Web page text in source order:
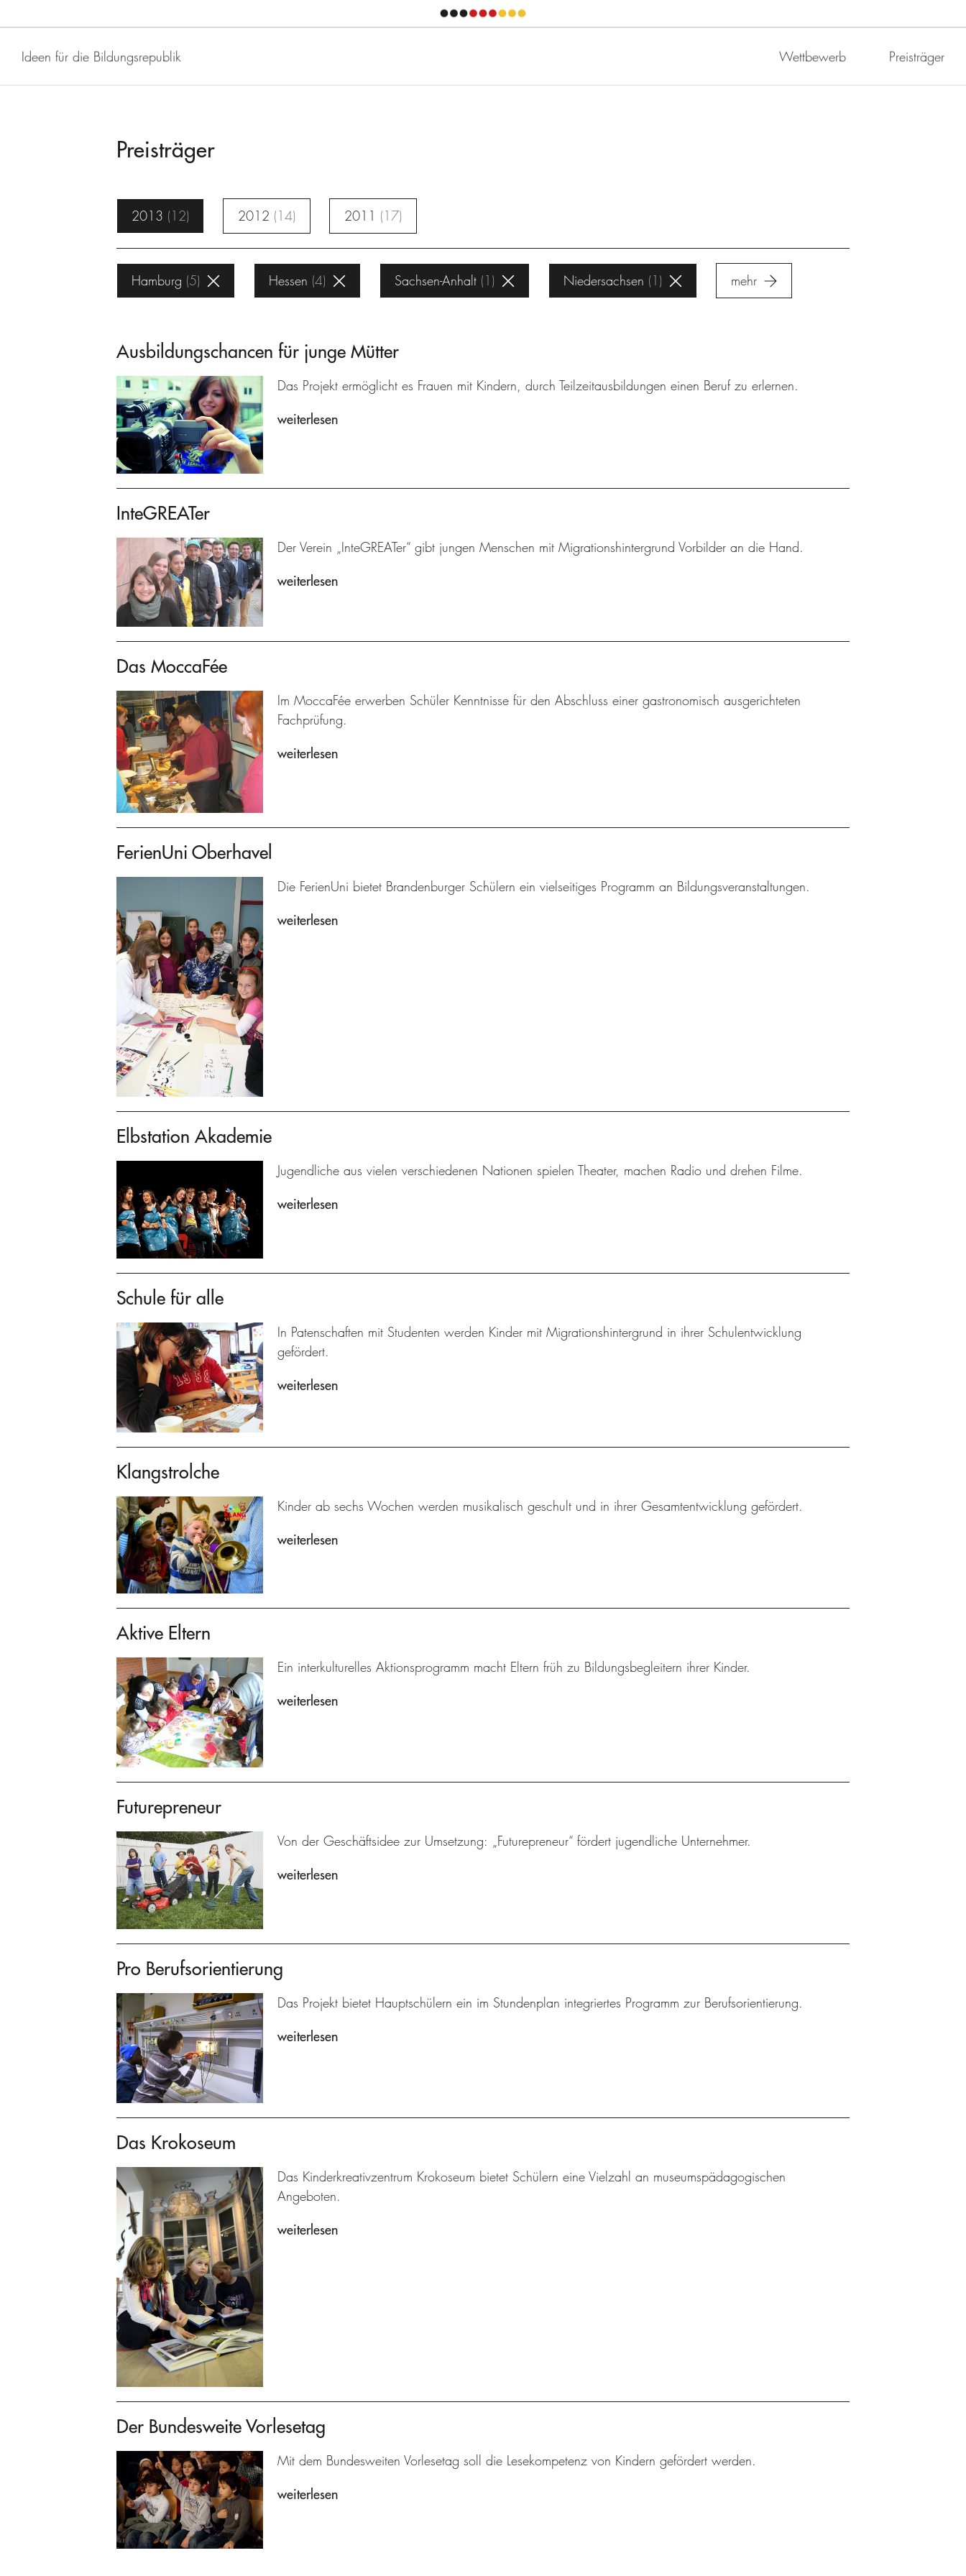
Ideen für die Bildungsrepublik Wettbewerb Preisträger
Preisträger
2013 12 2012 14 2011 17
Hamburg 5 Hessen 4 Sachsen-Anhalt 1 Niedersachsen 1 mehr
Ausbildungschancen für junge Mütter
Das Projekt ermöglicht es Frauen mit Kindern, durch Teilzeitausbildungen einen Beruf zu erlernen.
weiterlesen
InteGREATer
Der Verein „InteGREATer“ gibt jungen Menschen mit Migrationshintergrund Vorbilder an die Hand.
weiterlesen
Das MoccaFée
Im MoccaFée erwerben Schüler Kenntnisse für den Abschluss einer gastronomisch ausgerichteten
Fachprüfung.
weiterlesen
FerienUni Oberhavel
Die FerienUni bietet Brandenburger Schülern ein vielseitiges Programm an Bildungsveranstaltungen.
weiterlesen
Elbstation Akademie
Jugendliche aus vielen verschiedenen Nationen spielen Theater, machen Radio und drehen Filme.
weiterlesen
Schule für alle
In Patenschaften mit Studenten werden Kinder mit Migrationshintergrund in ihrer Schulentwicklung
gefördert.
weiterlesen
Klangstrolche
Kinder ab sechs Wochen werden musikalisch geschult und in ihrer Gesamtentwicklung gefördert.
weiterlesen
Aktive Eltern
Ein interkulturelles Aktionsprogramm macht Eltern früh zu Bildungsbegleitern ihrer Kinder.
weiterlesen
Futurepreneur
Von der Geschäftsidee zur Umsetzung: „Futurepreneur“ fördert jugendliche Unternehmer.
weiterlesen
Pro Berufsorientierung
Das Projekt bietet Hauptschülern ein im Stundenplan integriertes Programm zur Berufsorientierung.
weiterlesen
Das Krokoseum
Das Kinderkreativzentrum Krokoseum bietet Schülern eine Vielzahl an museumspädagogischen
Angeboten.
weiterlesen
Der Bundesweite Vorlesetag
Mit dem Bundesweiten Vorlesetag soll die Lesekompetenz von Kindern gefördert werden.
weiterlesen